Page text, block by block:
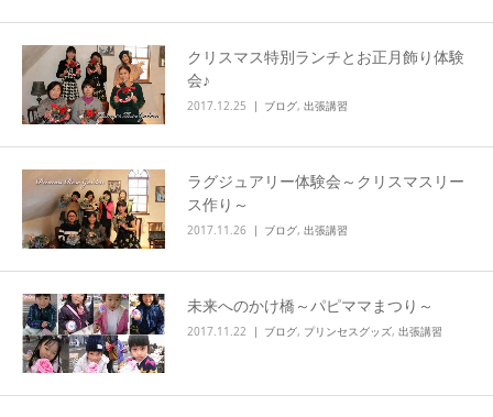
クリスマス特別ランチとお正月飾り体験
会♪
2017.12.25 ブログ, 出張講習
ラグジュアリー体験会～クリスマスリー
ス作り～
2017.11.26 ブログ, 出張講習
未来へのかけ橋～パピママまつり～
2017.11.22 ブログ, プリンセスグッズ, 出張講習